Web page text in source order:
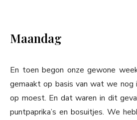
Maandag
En toen begon onze gewone
gemaakt op basis van wat we nog
op moest. En dat waren in dit
puntpaprika’s en bosuitjes. We